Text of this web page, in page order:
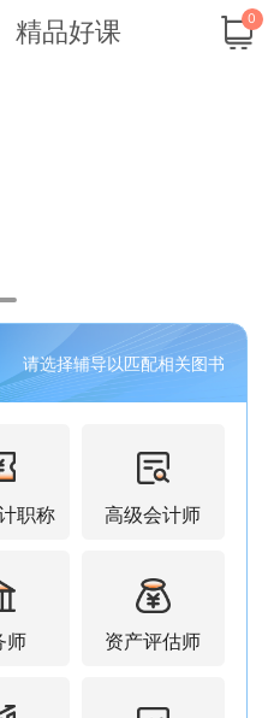
精品好课 0
请选择辅导以匹配相关图书
职称 高级会计师
师 资产评估师